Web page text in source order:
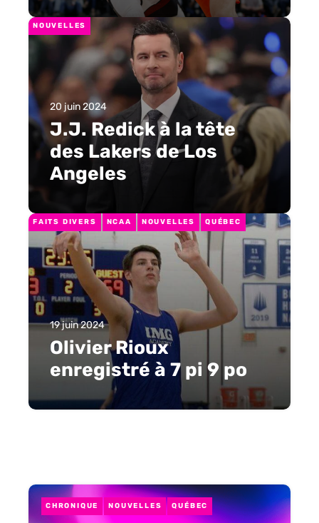
NOUVELLES
20 juin 2024
J.J. Redick à la tête
des Lakers de Los
Angeles
FAITS DIVERS NCAA NOUVELLES QUÉBEC
19 juin 2024
Olivier Rioux
enregistré à 7 pi 9 po
CHRONIQUE NOUVELLES QUÉBEC